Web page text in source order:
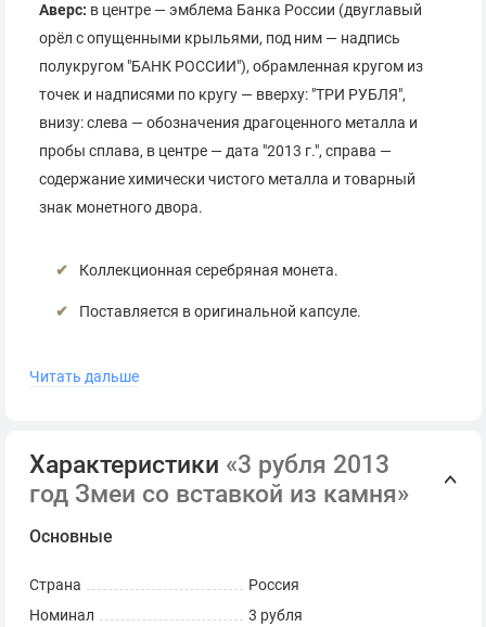
Аверс: в центре — эмблема Банка России (двуглавый
орёл с опущенными крыльями, под ним — надпись
полукругом "БАНК РОССИИ"), обрамленная кругом из
точек и надписями по кругу — вверху: "ТРИ РУБЛЯ",
внизу: слева — обозначения драгоценного металла и
пробы сплава, в центре — дата "2013 г.", справа —
содержание химически чистого металла и товарный
знак монетного двора.
Коллекционная серебряная монета.
Поставляется в оригинальной капсуле.
Читать дальше
Характеристики «3 рубля 2013
год Змеи со вставкой из камня»
Основные
Страна
Россия
Номинал
3 рубля